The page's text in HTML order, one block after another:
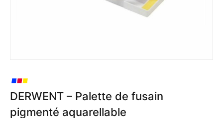
DERWENT – Palette de fusain
pigmenté aquarellable